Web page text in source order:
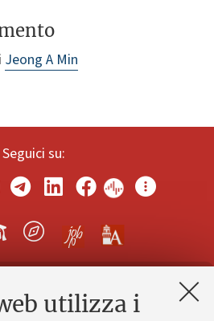
utilizza i
Jeong A Min
Seguici su:
e PEC